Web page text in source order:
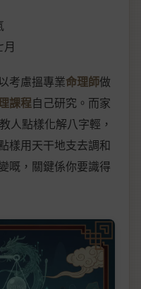
考慮搵專業命理師做
課程自己研究。而家
人點樣化解八字輕，
樣用天干地支去調和
嘅，關鍵係你要識得